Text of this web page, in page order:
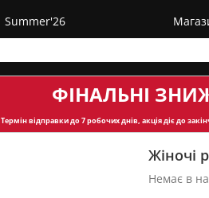
Summer'26
ФІНАЛЬНІ
Термін відправкидо 7 робочих днів, акція діє до
Жіночі
Немає в